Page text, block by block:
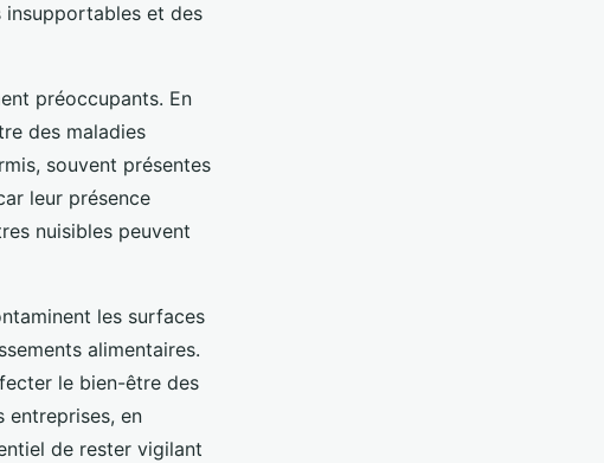
insupportables et des
préoccupants. En
des maladies
souvent présentes
leur présence
nuisibles peuvent
les surfaces
alimentaires.
le bien-être des
entreprises, en
de rester vigilant